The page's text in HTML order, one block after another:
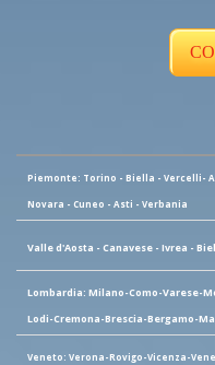
Piemonte: Torino - Biella - Vercelli-
Novara - Cuneo - Asti - Verbania
Valle d'Aosta - Canavese - Ivrea -
Lombardia: Milano-Como-Varese-
Lodi-Cremona-Brescia-Bergamo-
Veneto: Verona-Rovigo-Vicenza-